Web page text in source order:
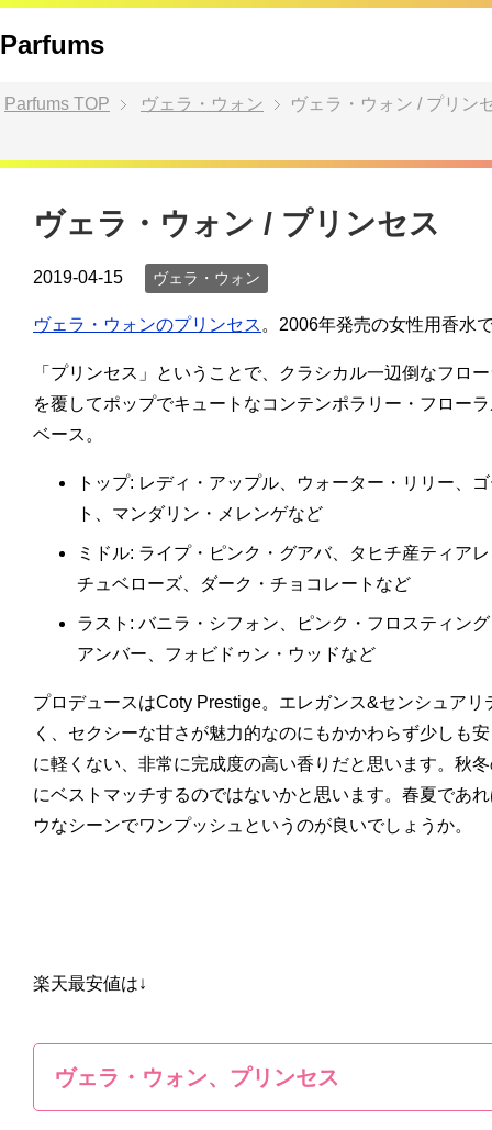
Parfums
Parfums TOP ヴェラ・ウォン ヴェラ・ウォン / プリン
ヴェラ・ウォン / プリンセス
2019-04-15 ヴェラ・ウォン
ヴェラ・ウォンのプリンセス 。2006年発売の女性用香水
「プリンセス」ということで、クラシカル一辺倒なフロ
を覆してポップでキュートなコンテンポラリー・フロー
ベース。
トップ: レディ・アップル、ウォーター・リリー、
ト、マンダリン・メレンゲなど
ミドル: ライプ・ピンク・グアバ、タヒチ産ティア
チュベローズ、ダーク・チョコレートなど
ラスト: バニラ・シフォン、ピンク・フロスティン
アンバー、フォビドゥン・ウッドなど
プロデュースはCoty Prestige。エレガンス&センシュアリ
く、セクシーな甘さが魅力的なのにもかかわらず少しも
に軽くない、非常に完成度の高い香りだと思います。秋
にベストマッチするのではないかと思います。春夏であ
ウなシーンでワンプッシュというのが良いでしょうか。
楽天最安値は↓
ヴェラ・ウォン、プリンセス